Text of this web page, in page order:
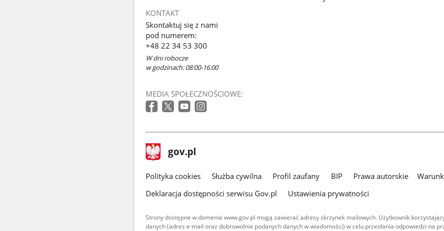
się
w
nowym
oknie
KONTAKT
Skontaktuj się z nami
pod numerem:
+48 22 34 53 300
W dni robocze
w godzinach: 08:00-16:00
MEDIA SPOŁECZNOŚCIOWE:
stopka
gov.pl Strona
gov.pl
gov.pl
Polityka cookies Służba cywilna Profil zaufany BIP Prawa autorskie
Deklaracja dostępności serwisu Gov.pl
Ustawienia prywatności
Strony dostępne w domenie www.gov.pl mogą zawierać adresy skrzynek mailowych. Użytkownik
danych (adres e-mail oraz dobrowolnie podanych danych w wiadomości) w celu przesłania odpowiedzi na